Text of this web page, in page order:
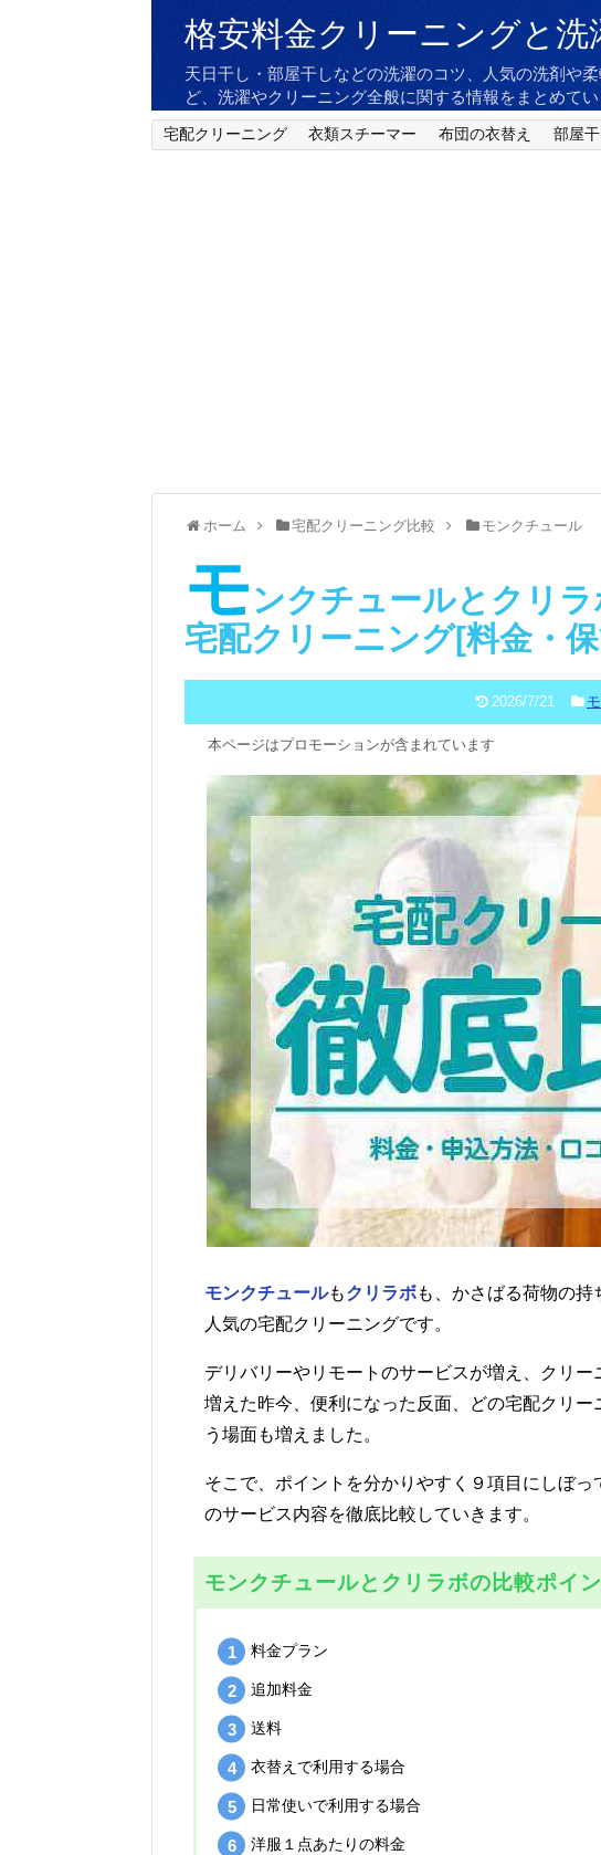
格安料金クリーニングと
天日干し・部屋干しなどの洗濯のコツ、人気の洗剤や
ど、洗濯やクリーニング全般に関する情報をまとめてい
宅配クリーニング 衣類スチーマー 布団の衣替え 部屋
ホーム 宅配クリーニング比較 モンクチュール
モンクチュールとクリ
宅配クリーニング[料金・
2026/7/21
本ページはプロモーションが含まれています
モンクチュールもクリラボも、かさばる荷物の
人気の宅配クリーニングです。
デリバリーやリモートのサービスが増え、クリ
増えた昨今、便利になった反面、どの宅配クリ
う場面も増えました。
そこで、ポイントを分かりやすく９項目にしぼ
のサービス内容を徹底比較していきます。
モンクチュールとクリラボの比較ポイ
料金プラン
追加料金
送料
衣替えで利用する場合
日常使いで利用する場合
洋服１点あたりの料金